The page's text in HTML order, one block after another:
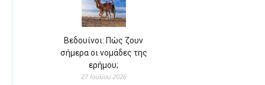
Βεδουίνοι: Πώς ζουν
σήμερα οι νομάδες της
ερήμου;
27 Ιουλίου 2026